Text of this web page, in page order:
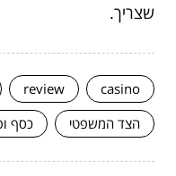
שצריך.
casino
review
הצד המשפטי
כסף